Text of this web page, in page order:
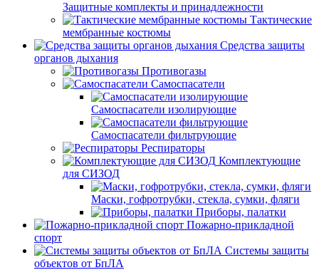
Защитные комплекты и принадлежности
Тактические
мембранные костюмы
Средства защиты
органов дыхания
Противогазы
Самоспасатели
Самоспасатели изолирующие
Самоспасатели фильтрующие
Респираторы
Комплектующие
для СИЗОД
Маски, гофротрубки, стекла, сумки, фляги
Приборы, палатки
Пожарно-прикладной
спорт
Системы защиты
объектов от БпЛА